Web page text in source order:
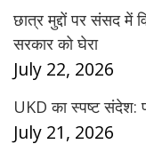
छात्र मुद्दों पर संसद में
सरकार को घेरा
July 22, 2026
UKD का स्पष्ट संदेश:
July 21, 2026